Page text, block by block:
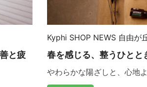
と疲
Kyphi SHOP NEWS 自由が
春を感じる、整うひとと
やわらかな陽ざしと、心地